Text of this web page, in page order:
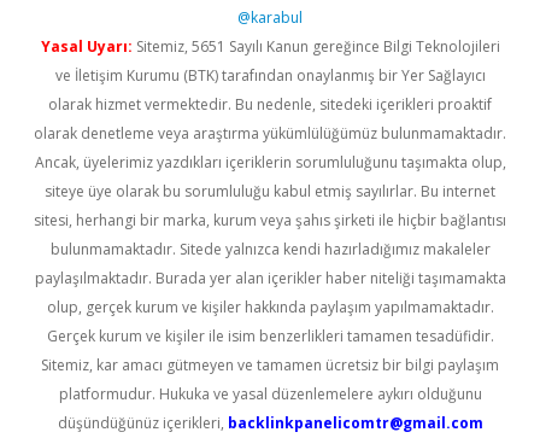
@karabul
Yasal Uyarı: Sitemiz, 5651 Sayılı Kanun gereğince Bilgi Teknolojileri
ve İletişim Kurumu (BTK) tarafından onaylanmış bir Yer Sağlayıcı
olarak hizmet vermektedir. Bu nedenle, sitedeki içerikleri proaktif
olarak denetleme veya araştırma yükümlülüğümüz bulunmamaktadır.
Ancak, üyelerimiz yazdıkları içeriklerin sorumluluğunu taşımakta olup,
siteye üye olarak bu sorumluluğu kabul etmiş sayılırlar. Bu internet
sitesi, herhangi bir marka, kurum veya şahıs şirketi ile hiçbir bağlantısı
bulunmamaktadır. Sitede yalnızca kendi hazırladığımız makaleler
paylaşılmaktadır. Burada yer alan içerikler haber niteliği taşımamakta
olup, gerçek kurum ve kişiler hakkında paylaşım yapılmamaktadır.
Gerçek kurum ve kişiler ile isim benzerlikleri tamamen tesadüfidir.
Sitemiz, kar amacı gütmeyen ve tamamen ücretsiz bir bilgi paylaşım
platformudur. Hukuka ve yasal düzenlemelere aykırı olduğunu
düşündüğünüz içerikleri, backlinkpanelicomtr@gmail.com